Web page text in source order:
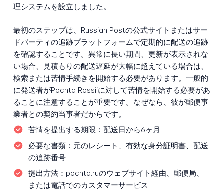
理システムを設立しました。
最初のステップは、Russian Postの公式サイトまたはサー
ドパーティの追跡プラットフォームで定期的に配送の追跡
を確認することです。異常に長い期間、更新が表示されな
い場合、見積もりの配送遅延が大幅に超えている場合は、
検索または苦情手続きを開始する必要があります。一般的
に発送者がPochta Rossiiに対して苦情を開始する必要があ
ることに注意することが重要です。なぜなら、彼が郵便事
業者との契約当事者だからです。
苦情を提出する期限： 配送日から6ヶ月
必要な書類： 元のレシート、有効な身分証明書、配送
の追跡番号
提出方法： pochta.ruのウェブサイト経由、郵便局、
または電話でのカスタマーサービス